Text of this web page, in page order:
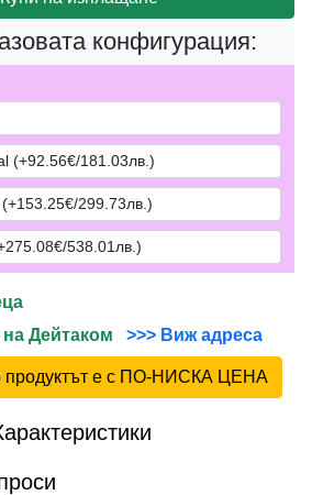
конфигурация:
(+92.56€/181.03лв.)
299.73лв.)
538.01лв.)
на Дейтаком
>>> Виж адреса
продуктът е с ПО-НИСКА ЦЕНА